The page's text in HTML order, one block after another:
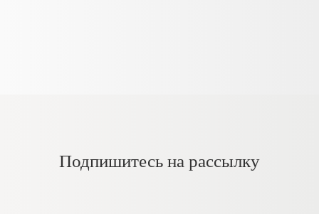
Подпишитесь на рассылку